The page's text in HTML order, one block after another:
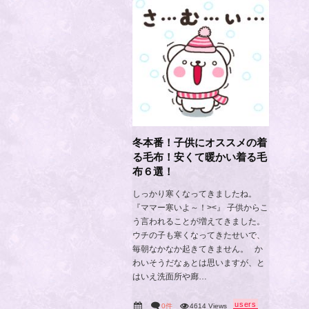
冬本番！子供にオススメの着
る毛布！安くて暖かい着る毛
布６選！
しっかり寒くなってきましたね。
『ママー寒いよ～！><』 子供からこ
う言われることが増えてきました。
ウチの子も寒くなってきたせいで、
毎朝なかなか起きてきません。 か
わいそうだなぁとは思いますが、と
はいえ洗面所や廊…
0件 4614 Views users